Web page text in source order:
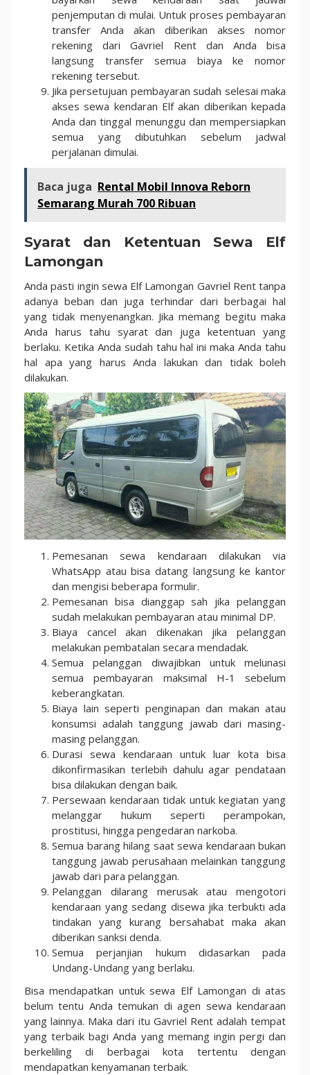
penjemputan di mulai. Untuk proses pembayaran
transfer Anda akan diberikan akses nomor
rekening dari Gavriel Rent dan Anda bisa
langsung transfer semua biaya ke nomor
rekening tersebut.
Jika persetujuan pembayaran sudah selesai maka
akses sewa kendaran Elf akan diberikan kepada
Anda dan tinggal menunggu dan mempersiapkan
semua yang dibutuhkan sebelum jadwal
perjalanan dimulai.
Baca juga Rental Mobil Innova Reborn
Semarang Murah 700 Ribuan
Syarat dan Ketentuan Sewa Elf
Lamongan
Anda pasti ingin sewa Elf Lamongan Gavriel Rent tanpa
adanya beban dan juga terhindar dari berbagai hal
yang tidak menyenangkan. Jika memang begitu maka
Anda harus tahu syarat dan juga ketentuan yang
berlaku. Ketika Anda sudah tahu hal ini maka Anda tahu
hal apa yang harus Anda lakukan dan tidak boleh
dilakukan.
Pemesanan sewa kendaraan dilakukan via
WhatsApp atau bisa datang langsung ke kantor
dan mengisi beberapa formulir.
Pemesanan bisa dianggap sah jika pelanggan
sudah melakukan pembayaran atau minimal DP.
Biaya cancel akan dikenakan jika pelanggan
melakukan pembatalan secara mendadak.
Semua pelanggan diwajibkan untuk melunasi
semua pembayaran maksimal H-1 sebelum
keberangkatan.
Biaya lain seperti penginapan dan makan atau
konsumsi adalah tanggung jawab dari masing-
masing pelanggan.
Durasi sewa kendaraan untuk luar kota bisa
dikonfirmasikan terlebih dahulu agar pendataan
bisa dilakukan dengan baik.
Persewaan kendaraan tidak untuk kegiatan yang
melanggar hukum seperti perampokan,
prostitusi, hingga pengedaran narkoba.
Semua barang hilang saat sewa kendaraan bukan
tanggung jawab perusahaan melainkan tanggung
jawab dari para pelanggan.
Pelanggan dilarang merusak atau mengotori
kendaraan yang sedang disewa jika terbukti ada
tindakan yang kurang bersahabat maka akan
diberikan sanksi denda.
Semua perjanjian hukum didasarkan pada
Undang-Undang yang berlaku.
Bisa mendapatkan untuk sewa Elf Lamongan di atas
belum tentu Anda temukan di agen sewa kendaraan
yang lainnya. Maka dari itu Gavriel Rent adalah tempat
yang terbaik bagi Anda yang memang ingin pergi dan
berkeliling di berbagai kota tertentu dengan
mendapatkan kenyamanan terbaik.